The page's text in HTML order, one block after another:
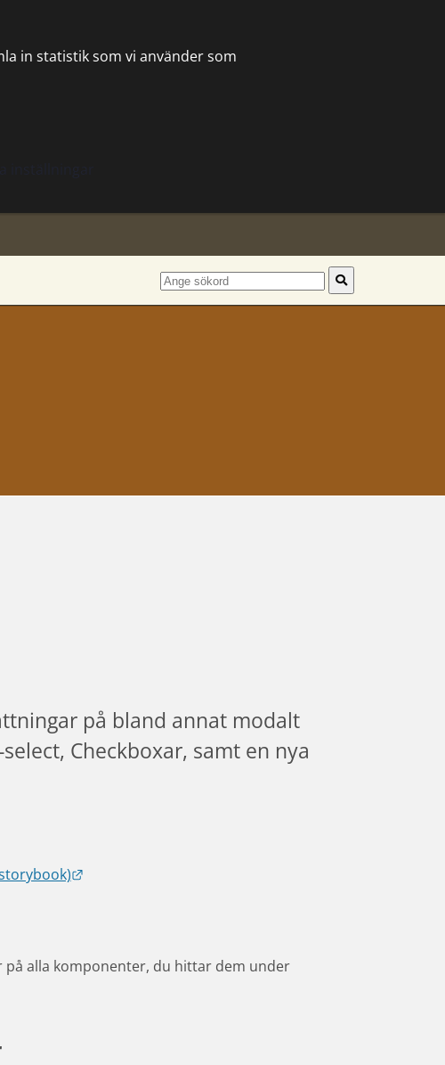
in statistik som vi använder som
på bland annat modalt
Checkboxar, samt en nya
Länk till annan webbplats.
på alla komponenter, du hittar dem under